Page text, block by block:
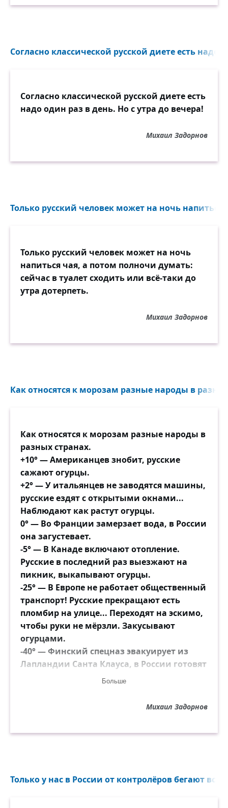
Согласно классической русской диете есть надо
Согласно классической русской диете есть
надо один раз в день. Но с утра до вечера!
Михаил Задорнов
Только русский человек может на ночь напиться
Только русский человек может на ночь
напиться чая, а потом полночи думать:
сейчас в туалет сходить или всё-таки до
утра дотерпеть.
Михаил Задорнов
Как относятся к морозам разные народы в
Как относятся к морозам разные народы в
разных странах.
+10° — Американцев знобит, русские
сажают огурцы.
+2° — У итальянцев не заводятся машины,
русские ездят с открытыми окнами...
Наблюдают как растут огурцы.
0° — Во Франции замерзает вода, в России
она загустевает.
-5° — В Канаде включают отопление.
Русские в последний раз выезжают на
пикник, выкапывают огурцы.
-25° — В Европе не работает общественный
транспорт! Русские прекращают есть
пломбир на улице... Переходят на эскимо,
чтобы руки не мёрзли. Закусывают
огурцами.
-40° — Финский спецназ эвакуирует из
Лапландии Санта Клауса, в России готовят
валенки к ВОЗМОЖНЫМ ЗАМОРОЗКАМ.
-113° — Жизнь на земле останавливается.
Русские ругаются: «Ну блин! Холодрыга!
Больше
Михаил Задорнов
Только у нас в России от контролёров бегают